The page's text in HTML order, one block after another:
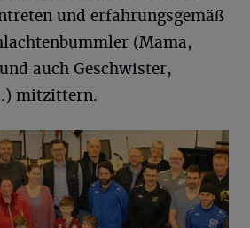
und erfahrungsgemäß
(Mama,
auch Geschwister,
mitzittern.